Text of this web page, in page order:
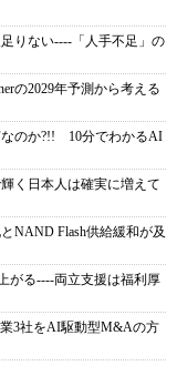
りない----「人手不足」の
の2029年予測から考える
なのか?!! 10分でわかるAI
く日本人は確実に増えて
NAND Flash供給緩和が及
がる----両立支援は福利厚
3社をAI駆動型M&Aの方